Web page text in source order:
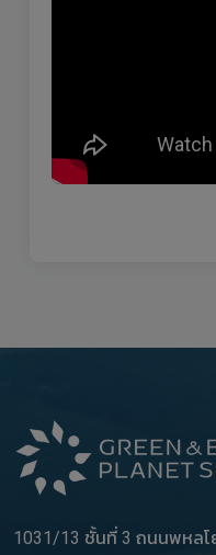
1031/13 ชั้นที่ 3 ถนนพหล